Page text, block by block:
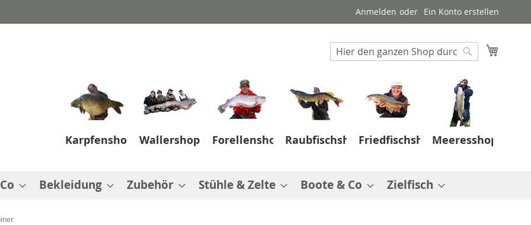
Anmelden Ein Konto erstellen
Suche
Suche
Karpfenshop Wallershop Forellenshop RaubfischshopFriedfischshopMeeresshop
Bekleidung Zubehör Stühle & Zelte Boote & Co Zielfisch